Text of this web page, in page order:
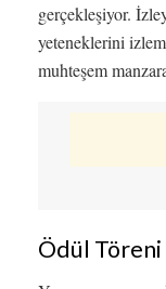
gerçekleşiyor.
yeteneklerini
muhteşem
Ödül